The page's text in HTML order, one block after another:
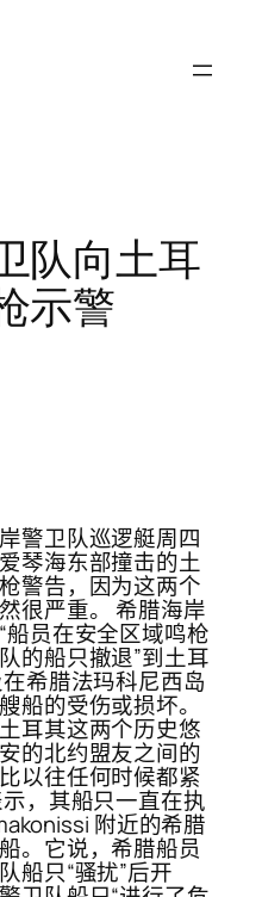
队向土耳
示警
警卫队巡逻艇周四
琴海东部撞击的土
警告，因为这两个
很严重。 希腊海岸
员在安全区域鸣枪
的船只撤退”到土耳
希腊法玛科尼西岛
船的受伤或损坏。
耳其这两个历史悠
的北约盟友之间的
以往任何时候都紧
，其船只一直在执
附近的希腊
。它说，希腊船员
船只“骚扰”后开